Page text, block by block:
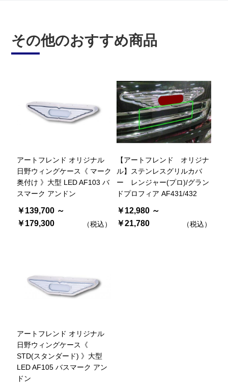
その他のおすすめ商品
アートフレンド オリジナル
日野ウィングケース《 マーク
奥付け 》大型 LED AF103 バ
スマーク アンドン
￥139,700 ～
￥179,300
（税込）
【アートフレンド オリジナ
ル】ステンレスグリルカバ
ー レンジャー(プロ)/グラン
ドプロフィア AF431/432
￥12,980 ～
￥21,780
（税込）
アートフレンド オリジナル
日野ウィングケース《
STD(スタンダード) 》大型
LED AF105 バスマーク アン
ドン